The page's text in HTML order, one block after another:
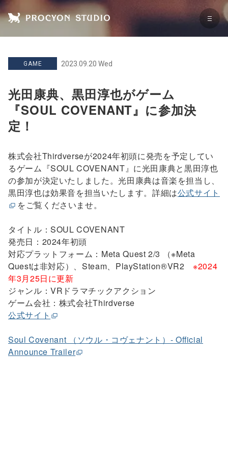
GAME 2023.09.20 Wed
光田康典、黒田淳也がゲーム
『SOUL COVENANT』に参加決
定！
株式会社Thirdverseが2024年初頭に発売を予定してい
るゲーム『SOUL COVENANT』に光田康典と黒田淳也
の参加が決定いたしました。光田康典は音楽を担当し、
黒田淳也は効果音を担当いたします。詳細は公式サイト
をご覧くださいませ。
タイトル：SOUL COVENANT
発売日：2024年初頭
対応プラットフォーム：Meta Quest 2/3 （※Meta
Questは非対応）、Steam、PlayStation®VR2※2024
年3月25日に更新
ジャンル：VRドラマチックアクション
ゲーム会社：株式会社Thirdverse
公式サイト
Soul Covenant （ソウル・コヴェナント）- Official
Announce Trailer